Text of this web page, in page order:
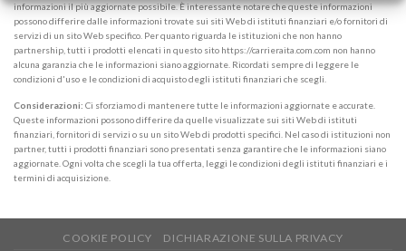
informazioni il più aggiornate possibile. È interessante notare che queste informazioni
possono differire dalle informazioni trovate sui siti Web di istituti finanziari e/o fornitori di
servizi di un sito Web specifico. Per quanto riguarda le istituzioni che non hanno
partnership, tutti i prodotti elencati in questo sito https://carrieraita.com.com non hanno
alcuna garanzia che le informazioni siano aggiornate. Ricordati sempre di leggere le
condizioni d'uso e le condizioni di acquisto degli istituti finanziari che scegli.
Considerazioni: Ci sforziamo di mantenere tutte le informazioni aggiornate e accurate.
Queste informazioni possono differire da quelle visualizzate sui siti Web di istituti
finanziari, fornitori di servizi o su un sito Web di prodotti specifici. Nel caso di istituzioni non
partner, tutti i prodotti finanziari sono presentati senza garantire che le informazioni siano
aggiornate. Ogni volta che scegli la tua offerta, leggi le condizioni degli istituti finanziari e i
termini di acquisizione.
COOKIE POLICY DICHIARAZIONE SULLA PRIVACY